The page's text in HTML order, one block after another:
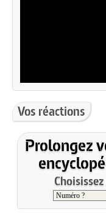
Vos réactions
Prolongez